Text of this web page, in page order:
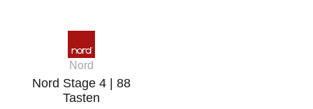
Nord
Nord Stage 4 | 88
Tasten